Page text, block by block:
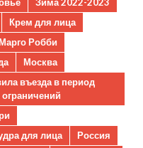
Крем для лица
Робби
Москва
въезда в период
для лица
Россия